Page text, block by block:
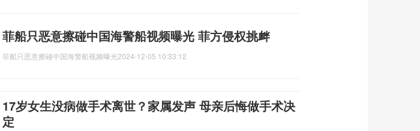
菲船只恶意擦碰中国海警船视频曝光 菲方侵权挑衅
菲船只恶意擦碰中国海警船视频曝光2024-12-05 10:33:12
17岁女生没病做手术离世？家属发声 母亲后悔做手术决
定